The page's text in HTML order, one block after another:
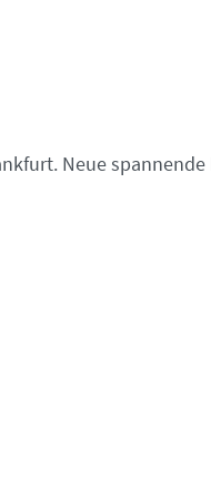
Neue